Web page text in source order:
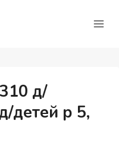
д/
детей р 5,